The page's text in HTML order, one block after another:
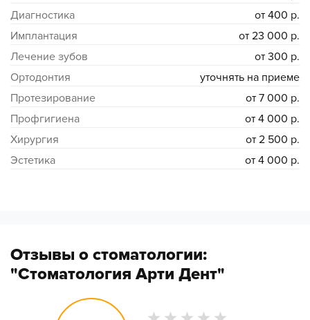
Диагностика
от 400 р.
Имплантация
от 23 000 р.
Лечение зубов
от 300 р.
Ортодонтия
уточнять на приеме
Протезирование
от 7 000 р.
Профгигиена
от 4 000 р.
Хирургия
от 2 500 р.
Эстетика
от 4 000 р.
Отзывы о стоматологии:
"Стоматология Арти Дент"